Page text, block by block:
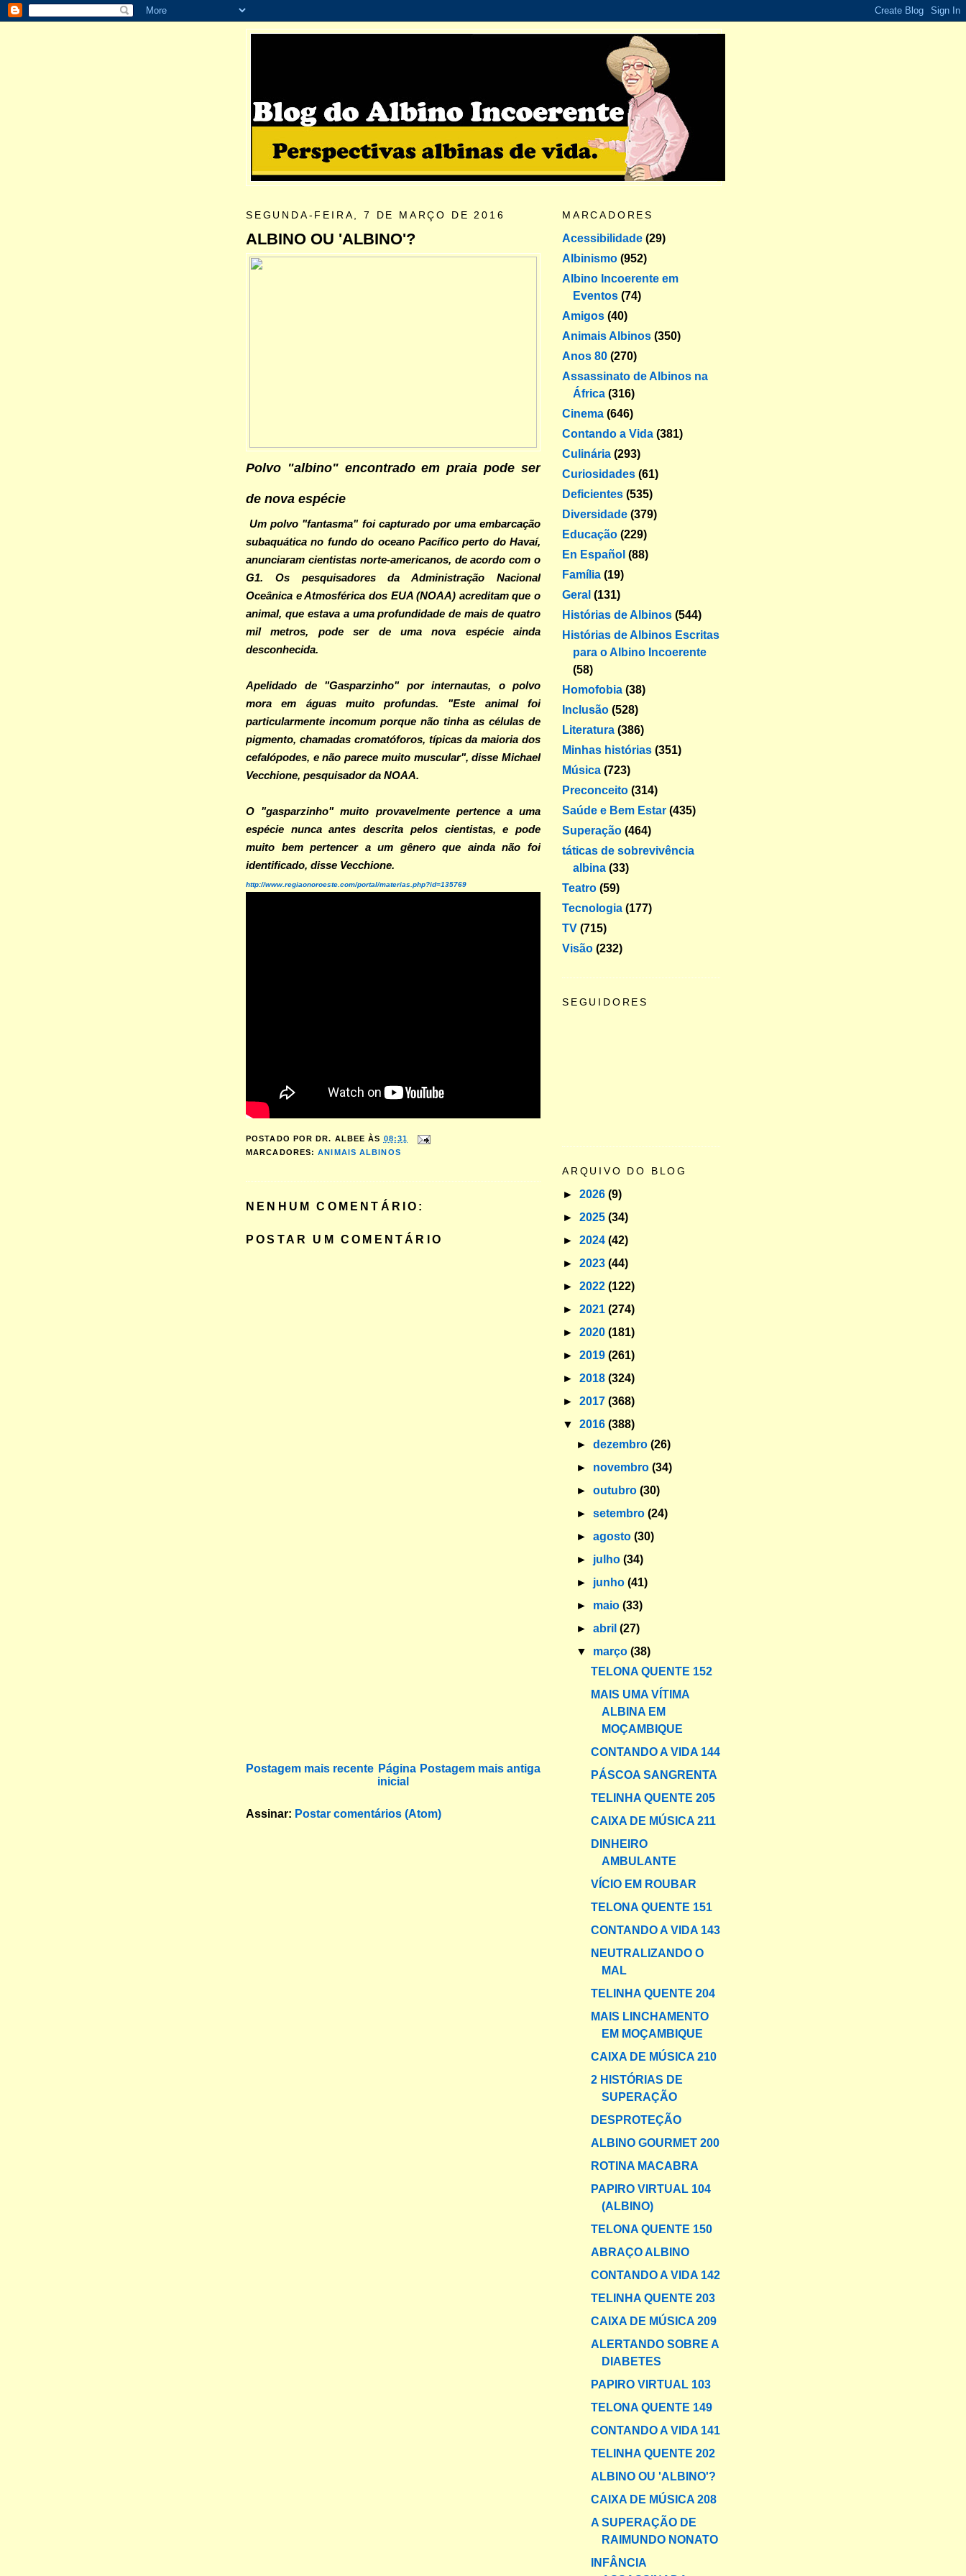
SEGUNDA-FEIRA, 7 DE MARÇO DE 2016
ALBINO OU 'ALBINO'?
Polvo "albino" encontrado em praia pode ser
de nova espécie
Um polvo "fantasma" foi capturado por uma embarcação
subaquática no fundo do oceano Pacífico perto do Havaí,
anunciaram cientistas norte-americanos, de acordo com o
G1. Os pesquisadores da Administração Nacional
Oceânica e Atmosférica dos EUA (NOAA) acreditam que o
animal, que estava a uma profundidade de mais de quatro
mil metros, pode ser de uma nova espécie ainda
desconhecida.
Apelidado de "Gasparzinho" por internautas, o polvo
mora em águas muito profundas. "Este animal foi
particularmente incomum porque não tinha as células de
pigmento, chamadas cromatóforos, típicas da maioria dos
cefalópodes, e não parece muito muscular", disse Michael
Vecchione, pesquisador da NOAA.
O "gasparzinho" muito provavelmente pertence a uma
espécie nunca antes descrita pelos cientistas, e pode
muito bem pertencer a um gênero que ainda não foi
identificado, disse Vecchione.
http://www.regiaonoroeste.com/portal/materias.php?id=135769
POSTADO POR DR. ALBEE ÀS 08:31
MARCADORES:ANIMAIS ALBINOS
NENHUM COMENTÁRIO:
POSTAR UM COMENTÁRIO
Postagem mais recente Postagem mais antiga
Página
inicial
Assinar: Postar comentários (Atom)
MARCADORES
Acessibilidade (29)
Albinismo (952)
Albino Incoerente em
Eventos (74)
Amigos (40)
Animais Albinos (350)
Anos 80 (270)
Assassinato de Albinos na
África (316)
Cinema (646)
Contando a Vida (381)
Culinária (293)
Curiosidades (61)
Deficientes (535)
Diversidade (379)
Educação (229)
En Español (88)
Família (19)
Geral (131)
Histórias de Albinos (544)
Histórias de Albinos Escritas
para o Albino Incoerente
(58)
Homofobia (38)
Inclusão (528)
Literatura (386)
Minhas histórias (351)
Música (723)
Preconceito (314)
Saúde e Bem Estar (435)
Superação (464)
táticas de sobrevivência
albina (33)
Teatro (59)
Tecnologia (177)
TV (715)
Visão (232)
SEGUIDORES
ARQUIVO DO BLOG
► 2026 (9)
► 2025 (34)
► 2024 (42)
► 2023 (44)
► 2022 (122)
► 2021 (274)
► 2020 (181)
► 2019 (261)
► 2018 (324)
► 2017 (368)
▼ 2016 (388)
►dezembro(26)
► novembro(34)
►outubro(30)
►setembro(24)
►agosto(30)
► julho(34)
► junho(41)
► maio(33)
►abril(27)
▼ março(38)
TELONA QUENTE 152
MAIS UMA VÍTIMA
ALBINA EM
MOÇAMBIQUE
CONTANDO A VIDA 144
PÁSCOA SANGRENTA
TELINHA QUENTE 205
CAIXA DE MÚSICA 211
DINHEIRO
AMBULANTE
VÍCIO EM ROUBAR
TELONA QUENTE 151
CONTANDO A VIDA 143
NEUTRALIZANDO O
MAL
TELINHA QUENTE 204
MAIS LINCHAMENTO
EM MOÇAMBIQUE
CAIXA DE MÚSICA 210
2 HISTÓRIAS DE
SUPERAÇÃO
DESPROTEÇÃO
ALBINO GOURMET 200
ROTINA MACABRA
PAPIRO VIRTUAL 104
(ALBINO)
TELONA QUENTE 150
ABRAÇO ALBINO
CONTANDO A VIDA 142
TELINHA QUENTE 203
CAIXA DE MÚSICA 209
ALERTANDO SOBRE A
DIABETES
PAPIRO VIRTUAL 103
TELONA QUENTE 149
CONTANDO A VIDA 141
TELINHA QUENTE 202
ALBINO OU 'ALBINO'?
CAIXA DE MÚSICA 208
A SUPERAÇÃO DE
RAIMUNDO NONATO
INFÂNCIA